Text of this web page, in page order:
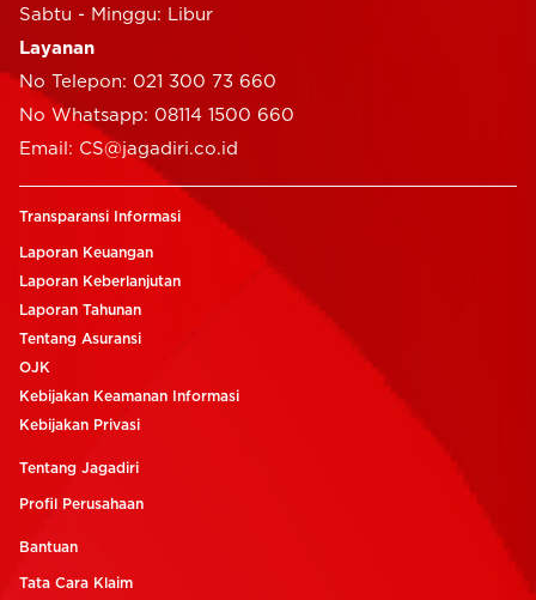
Sabtu - Minggu: Libur
Layanan
No Telepon: 021 300 73 660
No Whatsapp: 08114 1500 660
Email: CS@jagadiri.co.id
Transparansi Informasi
Laporan Keuangan
Laporan Keberlanjutan
Laporan Tahunan
Tentang Asuransi
OJK
Kebijakan Keamanan Informasi
Kebijakan Privasi
Tentang Jagadiri
Profil Perusahaan
Bantuan
Tata Cara Klaim